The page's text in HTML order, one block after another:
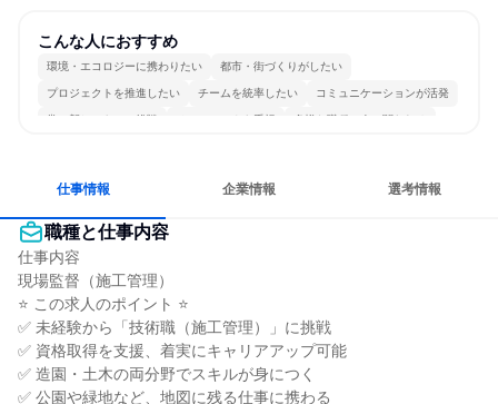
こんな人におすすめ
環境・エコロジーに携わりたい 都市・街づくりがしたい
プロジェクトを推進したい チームを統率したい コミュニケーションが活発
常に新しいものに挑戦 チームワークを重視 多様な職種の人と関われる
仕事情報 企業情報 選考情報
職種と仕事内容
仕事内容
現場監督（施工管理）
⭐ この求人のポイント ⭐
✅ 未経験から「技術職（施工管理）」に挑戦
✅ 資格取得を支援、着実にキャリアアップ可能
✅ 造園・土木の両分野でスキルが身につく
✅ 公園や緑地など、地図に残る仕事に携わる